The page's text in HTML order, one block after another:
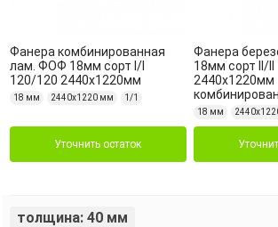
Фанера комбинированная
лам. ФОФ 18мм сорт I/I
120/120 2440х1220мм
18 мм 2440х1220 мм 1/1
Уточнить остаток
Фанера
18мм сорт II/
2440х1220мм
18 мм
толщина: 40 мм